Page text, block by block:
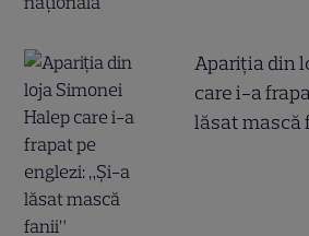
Apariția din
care i-a
lăsat mască